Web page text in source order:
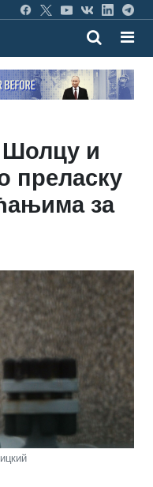
Шолцу и
преласку
за